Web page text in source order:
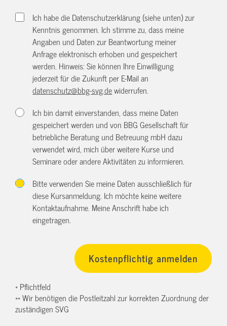
Ich habe die Datenschutzerklärung (siehe unten) zur
Kenntnis genommen. Ich stimme zu, dass meine
Angaben und Daten zur Beantwortung meiner
Anfrage elektronisch erhoben und gespeichert
werden. Hinweis: Sie können Ihre Einwilligung
jederzeit für die Zukunft per E-Mail an
datenschutz@bbg-svg.dewiderrufen.
Ich bin damit einverstanden, dass meine Daten
gespeichert werden und von BBG Gesellschaft für
betriebliche Beratung und Betreuung mbH dazu
verwendet wird, mich über weitere Kurse und
Seminare oder andere Aktivitäten zu informieren.
Bitte verwenden Sie meine Daten ausschließlich für
diese Kursanmeldung. Ich möchte keine weitere
Kontaktaufnahme. Meine Anschrift habe ich
eingetragen.
* Pflichtfeld
** Wir benötigen die Postleitzahl zur korrekten Zuordnung der
zuständigen SVG